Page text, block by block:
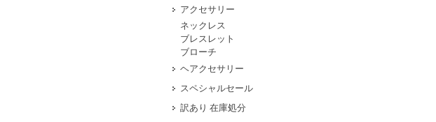
アクセサリー
ネックレス
ブレスレット
ブローチ
ヘアクセサリー
スペシャルセール
訳あり 在庫処分